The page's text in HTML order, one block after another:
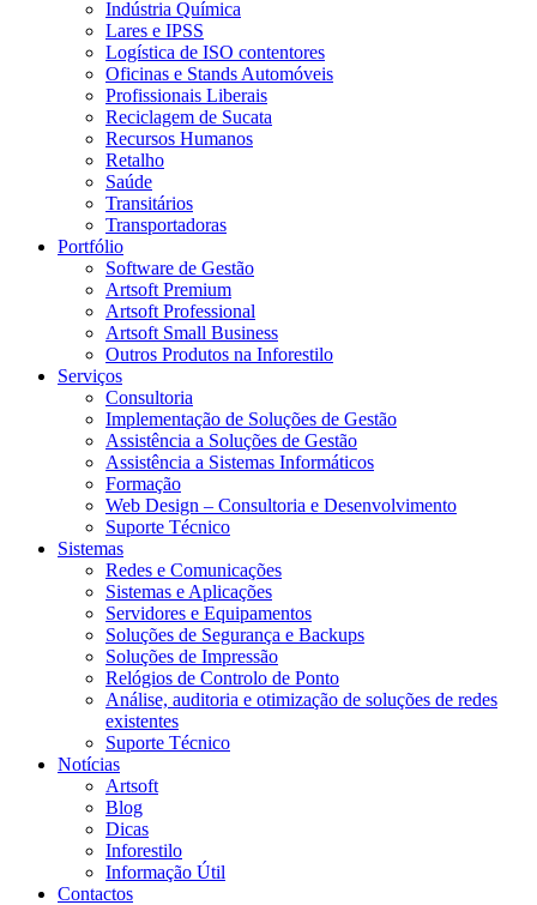
Indústria Química
Lares e IPSS
Logística de ISO contentores
Oficinas e Stands Automóveis
Profissionais Liberais
Reciclagem de Sucata
Recursos Humanos
Retalho
Saúde
Transitários
Transportadoras
Portfólio
Software de Gestão
Artsoft Premium
Artsoft Professional
Artsoft Small Business
Outros Produtos na Inforestilo
Serviços
Consultoria
Implementação de Soluções de Gestão
Assistência a Soluções de Gestão
Assistência a Sistemas Informáticos
Formação
Web Design – Consultoria e Desenvolvimento
Suporte Técnico
Sistemas
Redes e Comunicações
Sistemas e Aplicações
Servidores e Equipamentos
Soluções de Segurança e Backups
Soluções de Impressão
Relógios de Controlo de Ponto
Análise, auditoria e otimização de soluções de redes
existentes
Suporte Técnico
Notícias
Artsoft
Blog
Dicas
Inforestilo
Informação Útil
Contactos